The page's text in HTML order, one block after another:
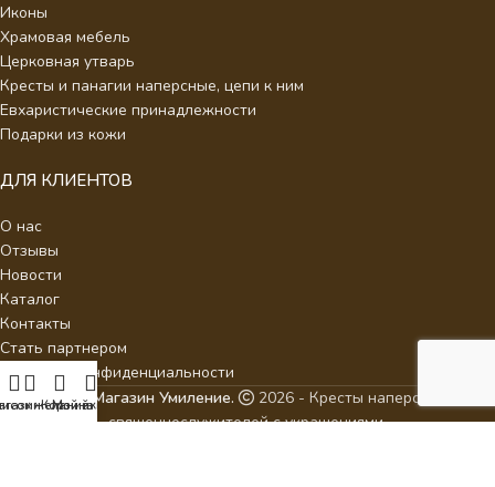
Иконы
Храмовая мебель
Церковная утварь
Кресты и панагии наперсные, цепи к ним
Евхаристические принадлежности
Подарки из кожи
ДЛЯ КЛИЕНТОВ
О нас
Отзывы
Новости
Каталог
Контакты
Стать партнером
Политика конфиденциальности
Интернет Магазин Умиление.
2026 - Кресты наперсные для
священнослужителей с украшениями.
желаний
Корзина
Мой аккаунт